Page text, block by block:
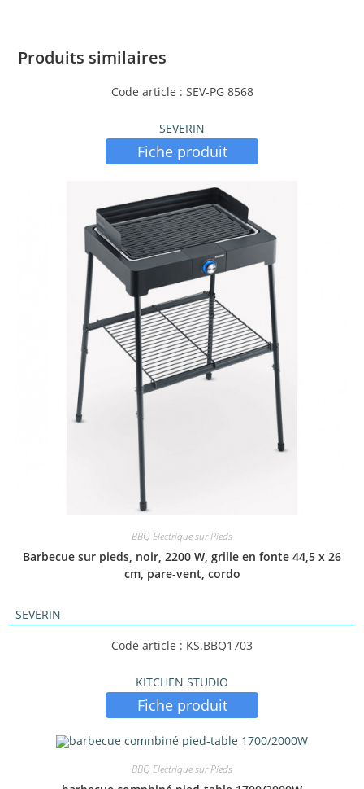
Produits similaires
Code article : SEV-PG 8568
SEVERIN
Fiche produit
BBQ Electrique sur Pieds
Barbecue sur pieds, noir, 2200 W, grille en fonte 44,5 x 26
cm, pare-vent, cordo
SEVERIN
Code article : KS.BBQ1703
KITCHEN STUDIO
Fiche produit
BBQ Electrique sur Pieds